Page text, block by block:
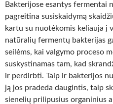
Bakterijose esantys fermentai
pagreitina susiskaidymą
kartu su nuotėkomis keliauja į
natūralių fermentų bakterijas
seilėms, kai valgymo proceso
suskystinamas tam, kad
ir perdirbti. Taip ir bakterijos
ją jos pradeda daugintis, taip
sienelių prilipusius organinius